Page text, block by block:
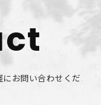
お問い合わせくだ